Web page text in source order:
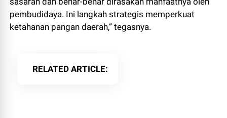
pembudidaya. Ini langkah strategis memperkuat
ketahanan pangan daerah,” tegasnya.
RELATED ARTICLE